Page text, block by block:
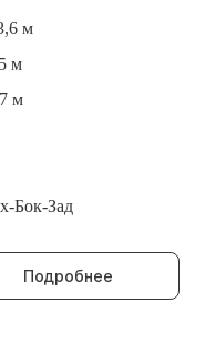
м
м
м
Бок-Зад
Подробнее